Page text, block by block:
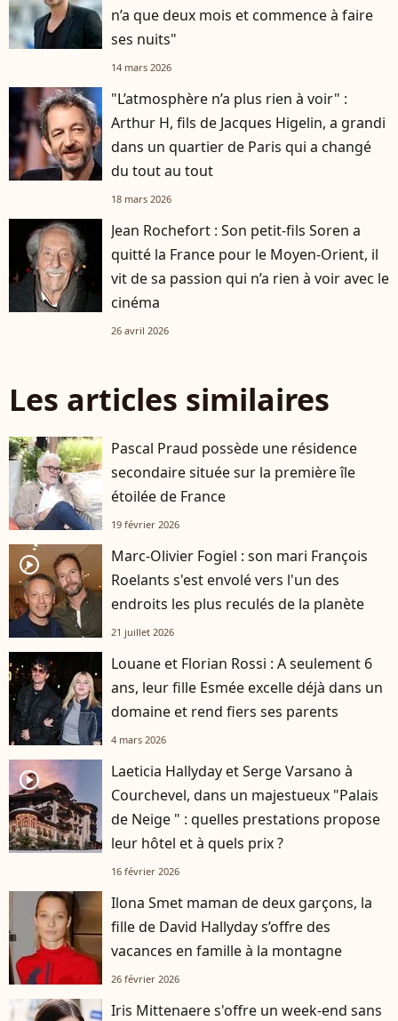
n’a que deux mois et commence à faire
ses nuits"
14 mars 2026
"L’atmosphère n’a plus rien à voir" :
Arthur H, fils de Jacques Higelin, a grandi
dans un quartier de Paris qui a changé
du tout au tout
18 mars 2026
Jean Rochefort : Son petit-fils Soren a
quitté la France pour le Moyen-Orient, il
vit de sa passion qui n’a rien à voir avec le
cinéma
26 avril 2026
Les articles similaires
Pascal Praud possède une résidence
secondaire située sur la première île
étoilée de France
19 février 2026
player2
Marc-Olivier Fogiel : son mari François
Roelants s'est envolé vers l'un des
endroits les plus reculés de la planète
21 juillet 2026
Louane et Florian Rossi : A seulement 6
ans, leur fille Esmée excelle déjà dans un
domaine et rend fiers ses parents
4 mars 2026
player2
Laeticia Hallyday et Serge Varsano à
Courchevel, dans un majestueux "Palais
de Neige " : quelles prestations propose
leur hôtel et à quels prix ?
16 février 2026
Ilona Smet maman de deux garçons, la
fille de David Hallyday s’offre des
vacances en famille à la montagne
26 février 2026
Iris Mittenaere s'offre un week-end sans